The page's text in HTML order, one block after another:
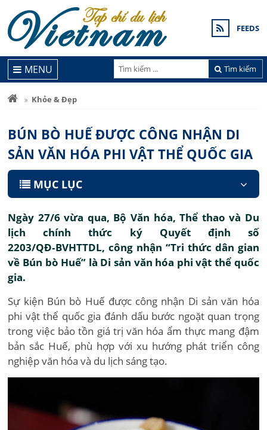
FEEDS
Tìm kiếm
MENU
Khỏe & Đẹp
BÚN BÒ HUẾ ĐƯỢC CÔNG NHẬN DI
SẢN VĂN HÓA PHI VẬT THỂ QUỐC GIA
MỤC LỤC
Ngày 27/6 vừa qua, Bộ Văn hóa, Thể thao và Du
lịch chính thức ký Quyết định số
2203/QĐ‑BVHTTDL, công nhận “Tri thức dân gian
về Bún bò Huế” là Di sản văn hóa phi vật thể quốc
gia.
Sự kiện Bún bò Huế được công nhận Di sản văn hóa
phi vật thể quốc gia đánh dấu bước ngoặt quan trọng
trong việc bảo tồn giá trị văn hóa ẩm thực mang đậm
bản sắc Huế, phù hợp với xu hướng phát triển công
nghiệp văn hóa và du lịch sáng tạo.